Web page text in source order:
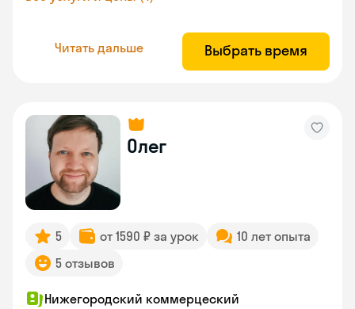
Читать дальше Выбрать время
Олег
5 от 1590 ₽ за урок
10 лет опыта
5 отзывов
Нижегородский коммерцеский